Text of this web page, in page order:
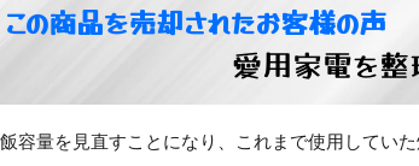
この商品を売却されたお客様の声
愛用家電を整
容量を見直すことになり、これまで使用してい